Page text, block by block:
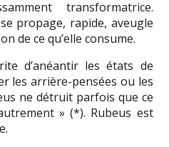
transformatrice.
propage, rapide, aveugle
de ce qu’elle consume.
d’anéantir les états de
les arrière-pensées ou les
ne détruit parfois que ce
» (*). Rubeus est